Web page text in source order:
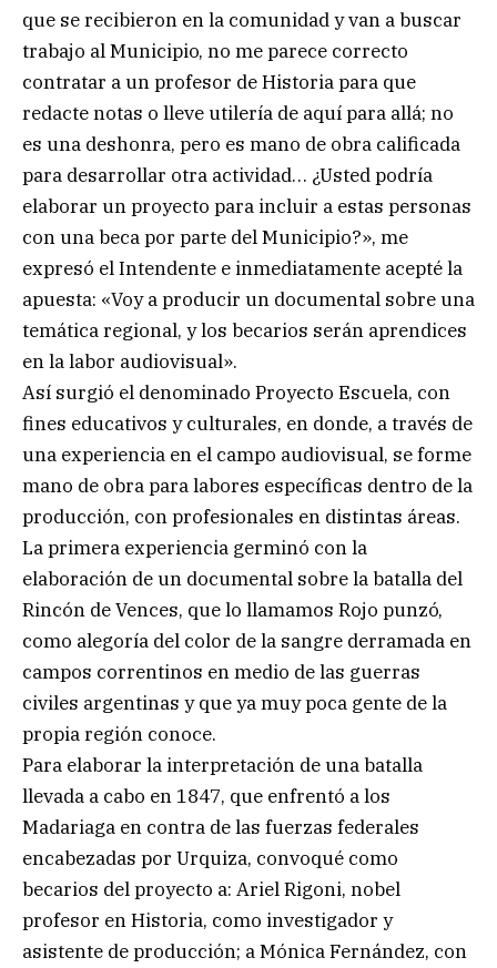
que se recibieron en la comunidad y van a buscar
trabajo al Municipio, no me parece correcto
contratar a un profesor de Historia para que
redacte notas o lleve utilería de aquí para allá; no
es una deshonra, pero es mano de obra calificada
para desarrollar otra actividad… ¿Usted podría
elaborar un proyecto para incluir a estas personas
con una beca por parte del Municipio?», me
expresó el Intendente e inmediatamente acepté la
apuesta: «Voy a producir un documental sobre una
temática regional, y los becarios serán aprendices
en la labor audiovisual».
Así surgió el denominado Proyecto Escuela, con
fines educativos y culturales, en donde, a través de
una experiencia en el campo audiovisual, se forme
mano de obra para labores específicas dentro de la
producción, con profesionales en distintas áreas.
La primera experiencia germinó con la
elaboración de un documental sobre la batalla del
Rincón de Vences, que lo llamamos Rojo punzó,
como alegoría del color de la sangre derramada en
campos correntinos en medio de las guerras
civiles argentinas y que ya muy poca gente de la
propia región conoce.
Para elaborar la interpretación de una batalla
llevada a cabo en 1847, que enfrentó a los
Madariaga en contra de las fuerzas federales
encabezadas por Urquiza, convoqué como
becarios del proyecto a: Ariel Rigoni, nobel
profesor en Historia, como investigador y
asistente de producción; a Mónica Fernández, con